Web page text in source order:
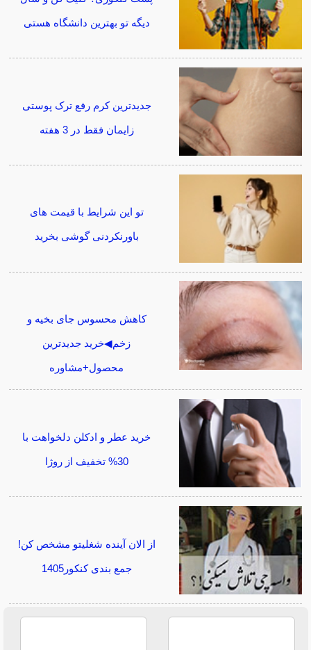
دیگه تو بهترین دانشگاه هستی
جدیدترین کرم رفع ترک پوستی
زایمان فقط در 3 هفته
تو این شرایط با قیمت های
باورنکردنی گوشی بخرید
کاهش محسوس جای بخیه و
زخم◀خرید جدیدترین
محصول+مشاوره
خرید عطر و ادکلن دلخواهت با
30% تخفیف از روژا
از الان آینده شغلیتو مشخص کن!
جمع بندی کنکور1405